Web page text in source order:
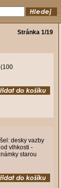
Stránka 1/19
desky vazby
vlhkosti -
starou